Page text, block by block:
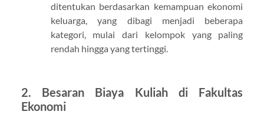
ditentukan berdasarkan kemampuan ekonomi
keluarga, yang dibagi menjadi beberapa
kategori, mulai dari kelompok yang paling
rendah hingga yang tertinggi.
2. Besaran Biaya Kuliah di Fakultas
Ekonomi